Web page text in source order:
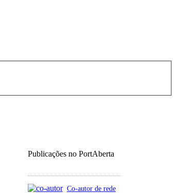
Publicações no PortAberta
Co-autor de rede